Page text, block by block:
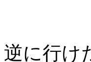
逆に行け